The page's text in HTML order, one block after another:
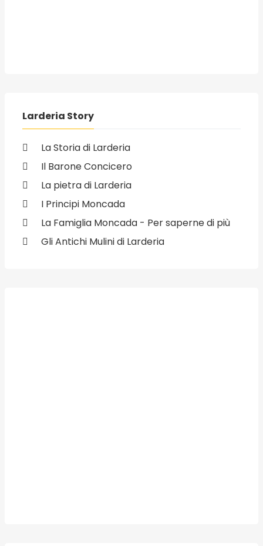
Larderia Story
La Storia di Larderia
Il Barone Concicero
La pietra di Larderia
I Principi Moncada
La Famiglia Moncada - Per saperne di più
Gli Antichi Mulini di Larderia